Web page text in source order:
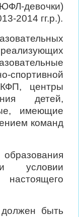
девочки)
2014 гг.р.).
центры
детей,
имеющие
команд
условии
быть